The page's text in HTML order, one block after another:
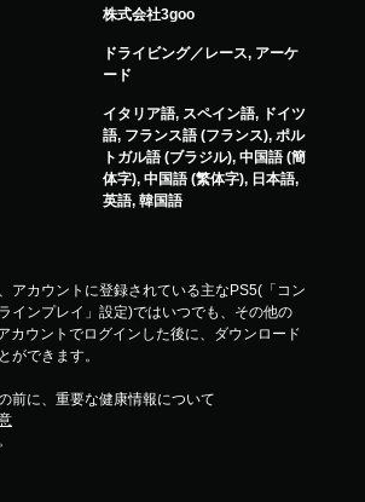
株式会社3goo
ドライビング／レース, アーケ
ード
イタリア語, スペイン語, ドイツ
語, フランス語 (フランス), ポル
トガル語 (ブラジル), 中国語 (簡
体字), 中国語 (繁体字), 日本語,
英語, 韓国語
アカウントに登録されている主なPS5(「コン
インプレイ」設定)ではいつでも、その他の
カウントでログインした後に、ダウンロード
ができます。
前に、重要な健康情報について